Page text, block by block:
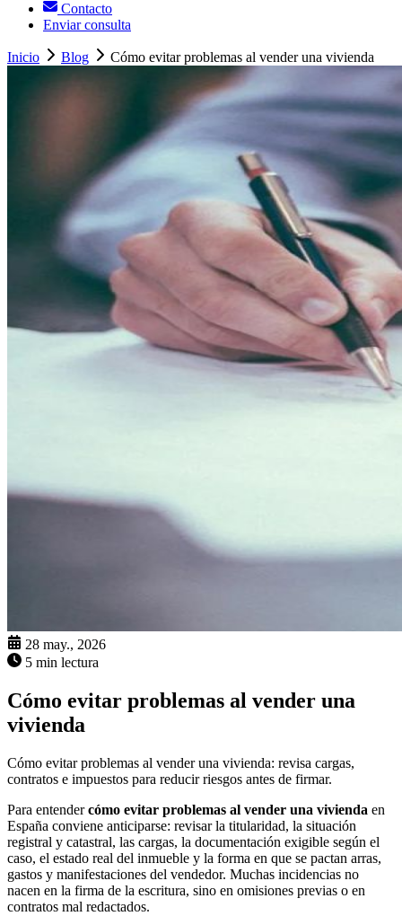
Contacto
Enviar consulta
Inicio Blog Cómo evitar problemas al vender una vivienda
28 may., 2026
5 min lectura
Cómo evitar problemas al vender una
vivienda
Cómo evitar problemas al vender una vivienda: revisa cargas,
contratos e impuestos para reducir riesgos antes de firmar.
Para entendercómo evitar problemas al vender una vivienda en
España conviene anticiparse: revisar la titularidad, la situación
registral y catastral, las cargas, la documentación exigible según el
caso, el estado real del inmueble y la forma en que se pactan arras,
gastos y manifestaciones del vendedor. Muchas incidencias no
nacen en la firma de la escritura, sino en omisiones previas o en
contratos mal redactados.